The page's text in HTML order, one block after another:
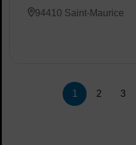
94410 Saint-Maurice
1 2 3